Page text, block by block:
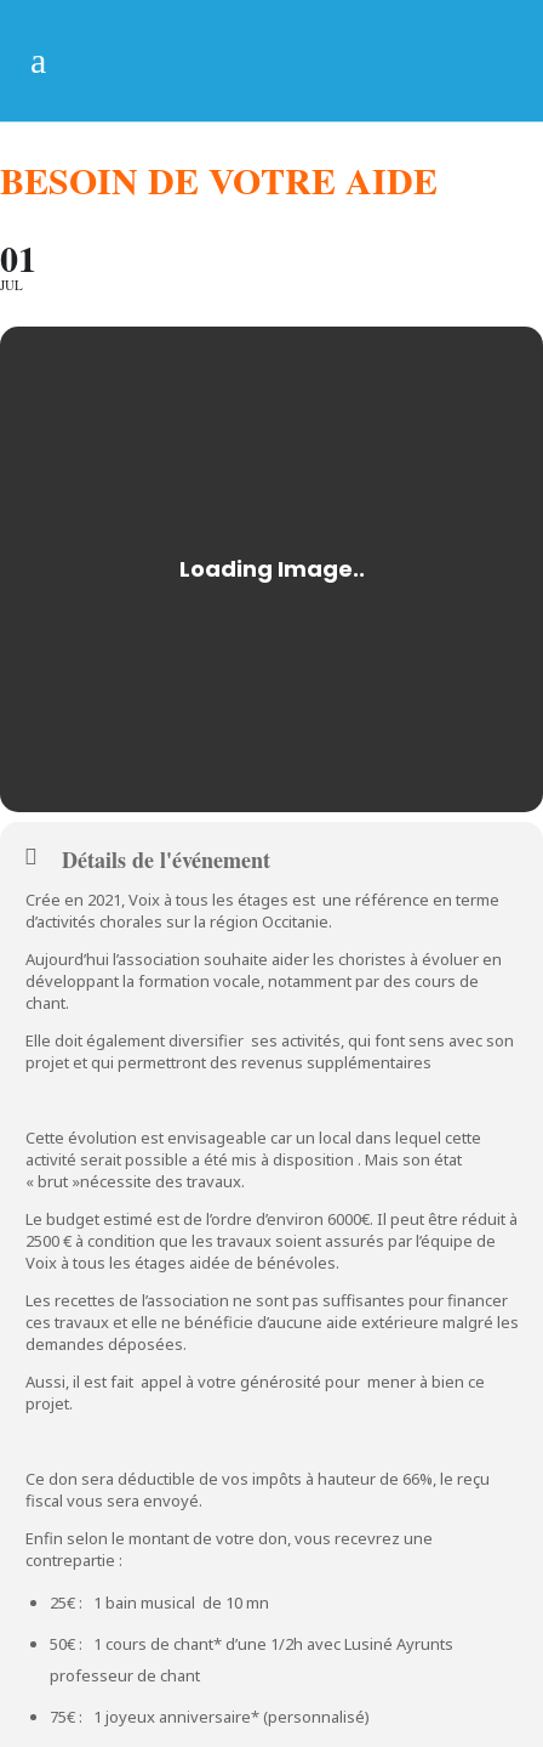
BESOIN DE VOTRE AIDE
01
JUL
Détails de l'événement
Crée en 2021, Voix à tous les étages est une référence en terme
d’activités chorales sur la région Occitanie.
Aujourd’hui l’association souhaite aider les choristes à évoluer en
développant la formation vocale, notamment par des cours de
chant.
Elle doit également diversifier ses activités, qui font sens avec son
projet et qui permettront des revenus supplémentaires
Cette évolution est envisageable car un local dans lequel cette
activité serait possible a été mis à disposition . Mais son état
« brut »nécessite des travaux.
Le budget estimé est de l’ordre d’environ 6000€. Il peut être réduit à
2500 € à condition que les travaux soient assurés par l’équipe de
Voix à tous les étages aidée de bénévoles.
Les recettes de l’association ne sont pas suffisantes pour financer
ces travaux et elle ne bénéficie d’aucune aide extérieure malgré les
demandes déposées.
Aussi, il est fait appel à votre générosité pour mener à bien ce
projet.
Ce don sera déductible de vos impôts à hauteur de 66%, le reçu
fiscal vous sera envoyé.
Enfin selon le montant de votre don, vous recevrez une
contrepartie :
25€ : 1 bain musical de 10 mn
50€ : 1 cours de chant* d’une 1/2h avec Lusiné Ayrunts
professeur de chant
75€ : 1 joyeux anniversaire* (personnalisé)